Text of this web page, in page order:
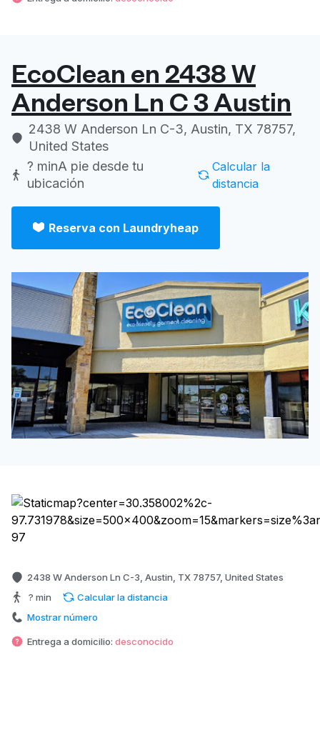
EcoClean en 2438 W
Anderson Ln C 3 Austin
2438 W Anderson Ln C-3, Austin, TX 78757,
United States
? minA pie desde tu
ubicación
Calcular la
distancia
Reserva con Laundryheap
2438 W Anderson Ln C-3, Austin, TX 78757, United States
? min
Calcular la distancia
Mostrar número
Entrega a domicilio: desconocido